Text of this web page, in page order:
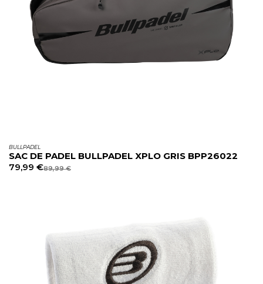
BULLPADEL
SAC DE PADEL BULLPADEL XPLO GRIS BPP26022
79,99 €89,99€